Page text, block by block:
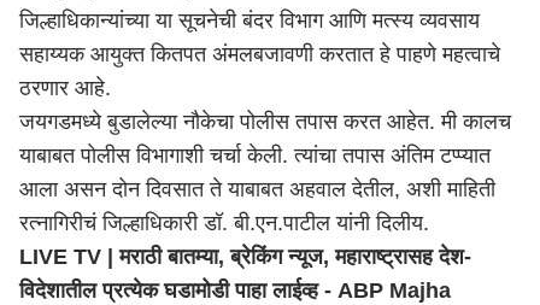
जिल्हाधिकान्यांच्या या सूचनेची बंदर विभाग आणि मत्स्य व्यवसाय
सहाय्यक आयुक्त कितपत अंमलबजावणी करतात हे पाहणे महत्वाचे
ठरणार आहे.
जयगडमध्ये बुडालेल्या नौकेचा पोलीस तपास करत आहेत. मी कालच
याबाबत पोलीस विभागाशी चर्चा केली. त्यांचा तपास अंतिम टप्प्यात
आला असन दोन दिवसात ते याबाबत अहवाल देतील, अशी माहिती
रत्नागिरीचं जिल्हाधिकारी डॉ. बी.एन.पाटील यांनी दिलीय.
LIVE TV | मराठी बातम्या, ब्रेकिंग न्यूज, महाराष्ट्रासह देश-
विदेशातील प्रत्येक घडामोडी पाहा लाईव्ह - ABP Majha